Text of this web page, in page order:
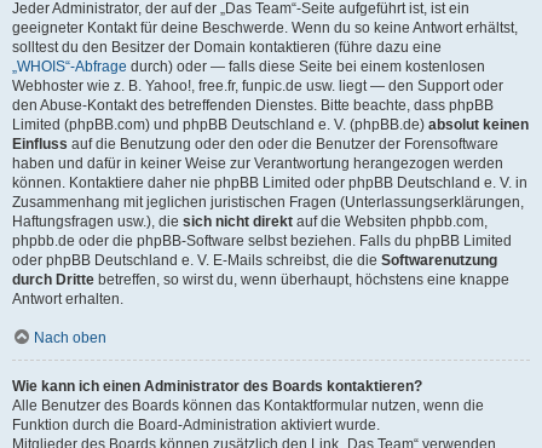
Jeder Administrator, der auf der „Das Team“-Seite aufgeführt ist, ist ein
geeigneter Kontakt für deine Beschwerde. Wenn du so keine Antwort erhältst,
solltest du den Besitzer der Domain kontaktieren (führe dazu eine
„WHOIS“-Abfrage durch) oder — falls diese Seite bei einem kostenlosen
Webhoster wie z. B. Yahoo!, free.fr, funpic.de usw. liegt — den Support oder
den Abuse-Kontakt des betreffenden Dienstes. Bitte beachte, dass phpBB
Limited (phpBB.com) und phpBB Deutschland e. V. (phpBB.de) absolut keinen
Einfluss auf die Benutzung oder den oder die Benutzer der Forensoftware
haben und dafür in keiner Weise zur Verantwortung herangezogen werden
können. Kontaktiere daher nie phpBB Limited oder phpBB Deutschland e. V. in
Zusammenhang mit jeglichen juristischen Fragen (Unterlassungserklärungen,
Haftungsfragen usw.), die sich nicht direkt auf die Websiten phpbb.com,
phpbb.de oder die phpBB-Software selbst beziehen. Falls du phpBB Limited
oder phpBB Deutschland e. V. E-Mails schreibst, die die Softwarenutzung
durch Dritte betreffen, so wirst du, wenn überhaupt, höchstens eine knappe
Antwort erhalten.
Nach oben
Wie kann ich einen Administrator des Boards kontaktieren?
Alle Benutzer des Boards können das Kontaktformular nutzen, wenn die
Funktion durch die Board-Administration aktiviert wurde.
Mitglieder des Boards können zusätzlich den Link „Das Team“ verwenden.